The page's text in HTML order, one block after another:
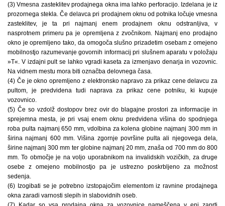
(3) Vmesna zasteklitev prodajnega okna ima lahko perforacijo. Izdelana je iz
prozornega stekla. Če delavca pri prodajnem oknu od potnika ločuje vmesna
zasteklitev, je ta pri najmanj enem prodajnem oknu odstranljiva, v
nasprotnem primeru pa je opremljena z zvočnikom. Najmanj eno prodajno
okno je opremljeno tako, da omogoča slušno prizadetim osebam z omejeno
mobilnostjo razumevanje govornih informacij pri slušnem aparatu v položaju
»T«. V izdajni pult se lahko vgradi kaseta za izmenjavo denarja in vozovnic.
Na vidnem mestu mora biti označba delovnega časa.
(4) Če je okno opremljeno z elektronsko napravo za prikaz cene delavcu za
pultom, je predvidena tudi naprava za prikaz cene potniku, ki kupuje
vozovnico.
(5) Če so vzdolž dostopov brez ovir do blagajne prostori za informacije in
sprejemna mesta, je pri vsaj enem oknu predvidena višina do spodnjega
roba pulta najmanj 650 mm, vdolbina za kolena globine najmanj 300 mm in
širina najmanj 600 mm. Višina zgornje površine pulta ali njegovega dela,
širine najmanj 300 mm ter globine najmanj 20 mm, znaša od 700 mm do 800
mm. To območje je na voljo uporabnikom na invalidskih vozičkih, za druge
osebe z omejeno mobilnostjo pa je ustrezno poskrbljeno za možnost
sedenja.
(6) Izogibati se je potrebno izstopajočim elementom iz ravnine prodajnega
okna zaradi varnosti slepih in slabovidnih oseb.